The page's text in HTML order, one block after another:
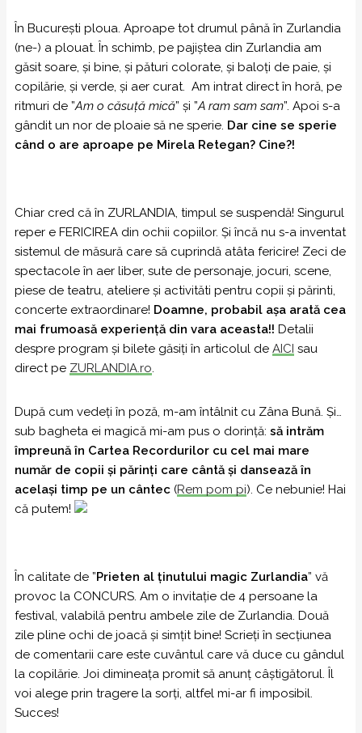
În București ploua. Aproape tot drumul până în Zurlandia
(ne-) a plouat. În schimb, pe pajiștea din Zurlandia am
găsit soare, și bine, și pături colorate, și baloţi de paie, și
copilărie, și verde, și aer curat. Am intrat direct în horă, pe
ritmuri de ”Am o căsuță mică” și ”A ram sam sam”. Apoi s-a
gândit un nor de ploaie să ne sperie. Dar cine se sperie
când o are aproape pe Mirela Retegan? Cine?!
Chiar cred că în ZURLANDIA, timpul se suspendă! Singurul
reper e FERICIREA din ochii copiilor. Și încă nu s-a inventat
sistemul de măsură care să cuprindă atâta fericire! Zeci de
spectacole în aer liber, sute de personaje, jocuri, scene,
piese de teatru, ateliere și activităti pentru copii și părinti,
concerte extraordinare! Doamne, probabil așa arată cea
mai frumoasă experiență din vara aceasta!! Detalii
despre program și bilete găsiți în articolul de AICI sau
direct pe ZURLANDIA.ro.
După cum vedeți în poză, m-am întâlnit cu Zâna Bună. Și…
sub bagheta ei magică mi-am pus o dorință: să intrăm
împreună în Cartea Recordurilor cu cel mai mare
număr de copii și părinți care cântă și dansează în
același timp pe un cântec (Rem pom pi). Ce nebunie! Hai
că putem!
În calitate de ”Prieten al ţinutului magic Zurlandia” vă
provoc la CONCURS. Am o invitație de 4 persoane la
festival, valabilă pentru ambele zile de Zurlandia. Două
zile pline ochi de joacă și simțit bine! Scrieți în secțiunea
de comentarii care este cuvântul care vă duce cu gândul
la copilărie. Joi dimineața promit să anunț câștigătorul. Îl
voi alege prin tragere la sorți, altfel mi-ar fi imposibil.
Succes!